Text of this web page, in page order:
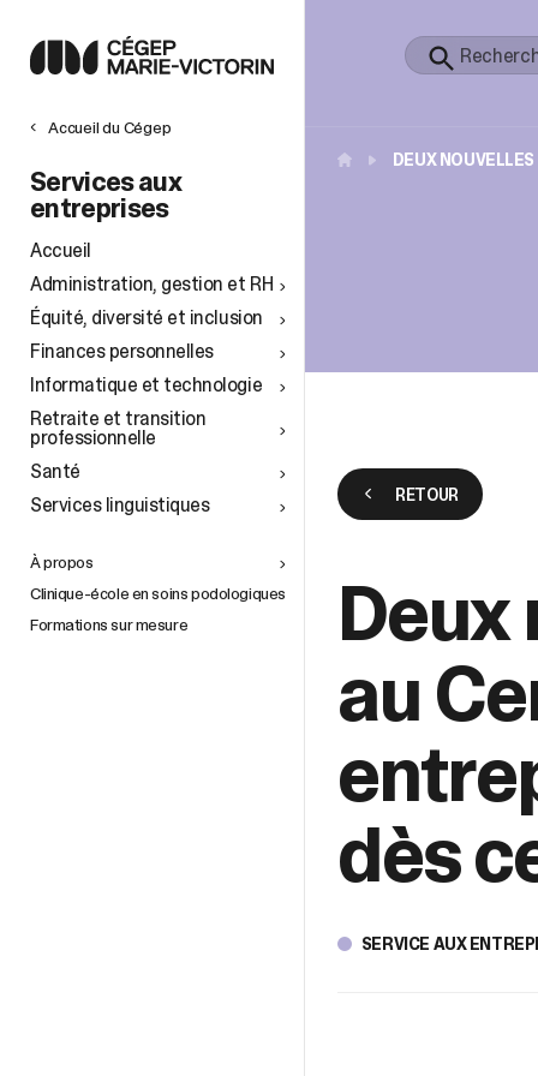
Accueil du Cégep
Services aux
entreprises
Accueil
Administration, gestion et RH
Équité, diversité et inclusion
Finances personnelles
Informatique et technologie
Retraite et transition
professionnelle
Santé
Services linguistiques
À propos
Clinique-école en soins podologiques
Formations sur mesure
DEUX
RETOUR
au
dès
SERVICE AUX